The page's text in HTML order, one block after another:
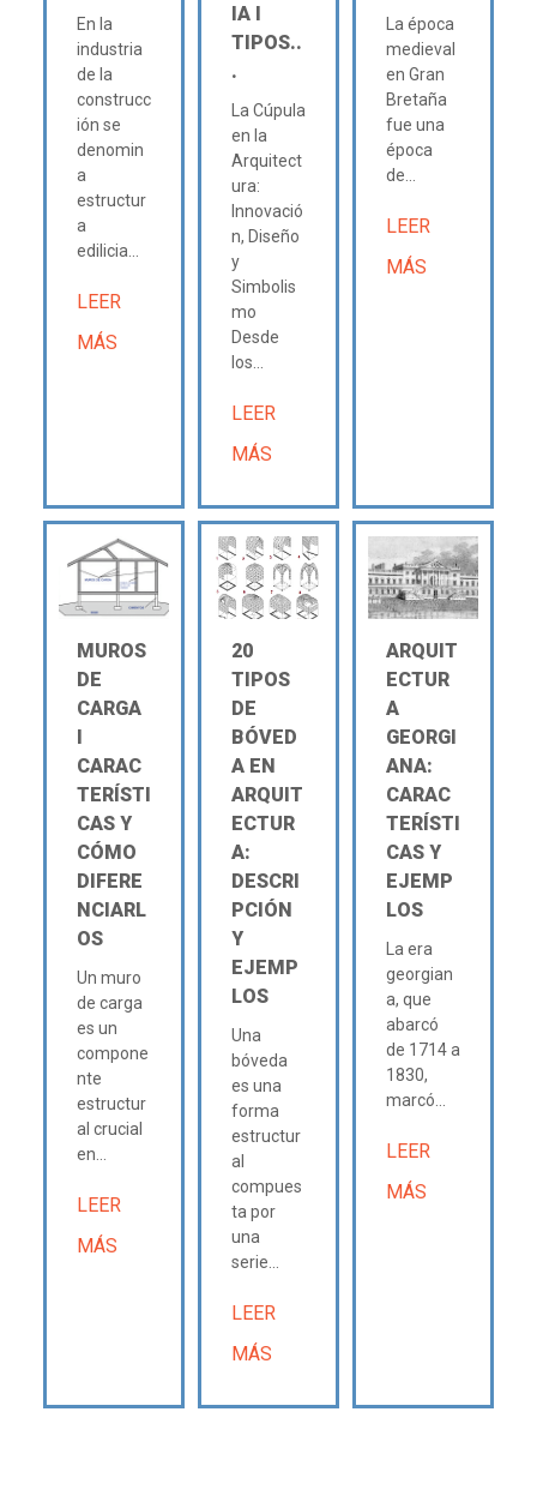
En la
industria
de la
construcc
ión se
denomin
a
estructur
a
edilicia...
LEER
MÁS
IA Ι
TIPOS..
.
La Cúpula
en la
Arquitect
ura:
Innovació
n, Diseño
y
Simbolis
mo
Desde
los...
LEER
MÁS
La época
medieval
en Gran
Bretaña
fue una
época
de...
LEER
MÁS
MUROS
DE
CARGA
Ι
CARAC
TERÍSTI
CAS Y
CÓMO
DIFERE
NCIARL
OS
Un muro
de carga
es un
compone
nte
estructur
al crucial
en...
LEER
MÁS
20
TIPOS
DE
BÓVED
A EN
ARQUIT
ECTUR
A:
DESCRI
PCIÓN
Y
EJEMP
LOS
Una
bóveda
es una
forma
estructur
al
compues
ta por
una
serie...
LEER
MÁS
ARQUIT
ECTUR
A
GEORGI
ANA:
CARAC
TERÍSTI
CAS Y
EJEMP
LOS
La era
georgian
a, que
abarcó
de 1714 a
1830,
marcó...
LEER
MÁS